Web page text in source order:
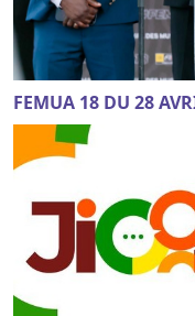
FEMUA 18 DU 28